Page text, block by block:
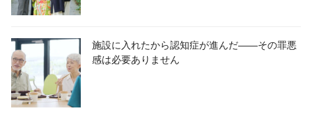
施設に入れたから認知症が進んだ――その罪悪
感は必要ありません